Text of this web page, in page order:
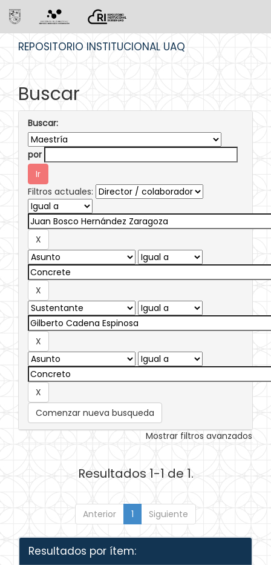
REPOSITORIO INSTITUCIONAL UAQ
Buscar
Buscar:
por
Filtros actuales:
Comenzar nueva busqueda
Mostrar filtros avanzados
Resultados 1-1 de 1.
Anterior 1 Siguiente
Resultados por ítem: